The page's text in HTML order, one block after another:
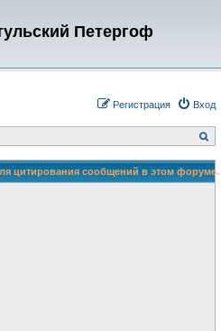
Петергоф
Вход
Регистрация
о
с
к
цитирования сообщений в этом форуме.